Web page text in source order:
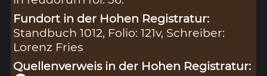
Fundort in der Hohen Registratur:
Standbuch 1012, Folio: 121v, Schreiber:
Lorenz Fries
Quellenverweis in der Hohen Registratur: